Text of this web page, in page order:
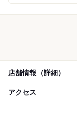
店舗情報（詳細）
アクセス